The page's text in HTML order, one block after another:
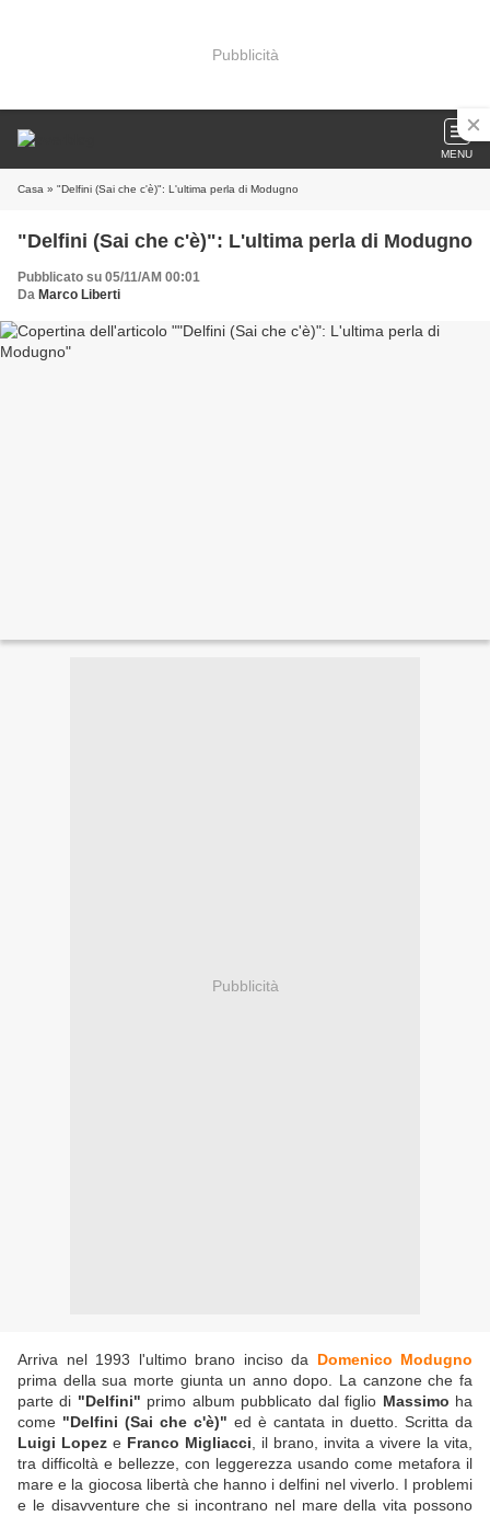
Pubblicità
MENU
Casa » "Delfini (Sai che c'è)": L'ultima perla di Modugno
"Delfini (Sai che c'è)": L'ultima perla di Modugno
Pubblicato su 05/11/AM 00:01
Da Marco Liberti
Pubblicità
Arriva nel 1993 l'ultimo brano inciso da Domenico Modugno
prima della sua morte giunta un anno dopo. La canzone che fa
parte di "Delfini" primo album pubblicato dal figlio Massimo ha
come "Delfini (Sai che c'è)" ed è cantata in duetto. Scritta da
Luigi Lopez e Franco Migliacci , il brano, invita a vivere la vita,
tra difficoltà e bellezze, con leggerezza usando come metafora il
mare e la giocosa libertà che hanno i delfini nel viverlo. I problemi
e le disavventure che si incontrano nel mare della vita possono